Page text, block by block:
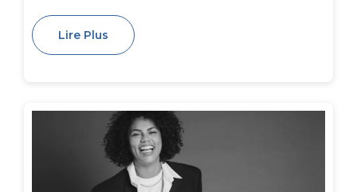
Lire Plus